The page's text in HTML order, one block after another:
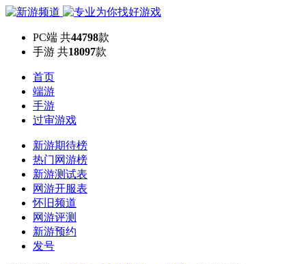
PC端 共44798款
手游 共18097款
首页
端游
手游
过审游戏
新游期待榜
热门网游榜
新游测试表
网游开服表
怀旧频道
网游评测
新游预约
发号